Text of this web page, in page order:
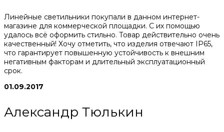
Линейные светильники покупали в данном интернет-
магазине для коммерческой площадки. С их помощью
удалось всё оформить стильно. Товар действительно очень
качественный! Хочу отметить, что изделия отвечают IP65,
что гарантирует повышенную устойчивость к внешним
негативным факторам и длительный эксплуатационный
срок.
01.09.2017
Александр Тюлькин